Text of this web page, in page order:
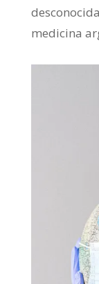
medicina